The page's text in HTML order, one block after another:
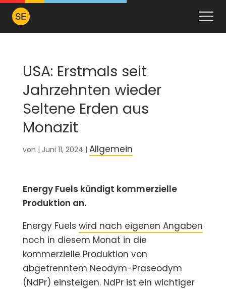
USA: Erstmals seit
Jahrzehnten wieder
Seltene Erden aus
Monazit
von | Juni 11, 2024 | Allgemein
Energy Fuels kündigt kommerzielle
Produktion an.
Energy Fuels wird nach eigenen Angaben
noch in diesem Monat in die
kommerzielle Produktion von
abgetrenntem Neodym-Praseodym
(NdPr) einsteigen. NdPr ist ein wichtiger